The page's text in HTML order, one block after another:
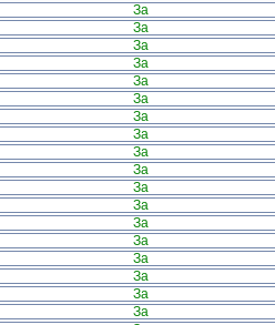
За
За
За
За
За
За
За
За
За
За
За
За
За
За
За
За
За
За